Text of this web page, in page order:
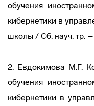
обучения
кибернетики в
школы / Сб. науч. тр.
2. Евдокимова М.Г.
обучения
кибернетики в